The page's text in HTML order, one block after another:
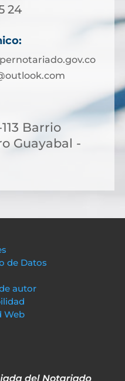
24
Barrio
Guayabal -
de Datos
autor
Web